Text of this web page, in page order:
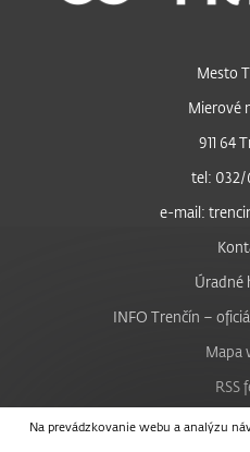
Na prevádzkovanie webu a analýzu
Mesto
Mierové
911 64
tel: 032/
e-mail:
Úradné
INFO Trenčín –
Mapa
RSS